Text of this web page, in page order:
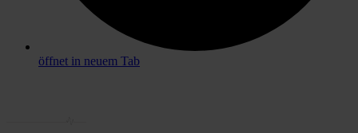
öffnet in neuem Tab